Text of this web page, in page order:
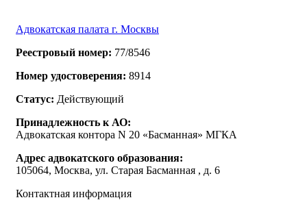
Адвокатская палата г. Москвы
Реестровый номер: 77/8546
Номер удостоверения: 8914
Статус: Действующий
Принадлежность к АО:
Адвокатская контора N 20 «Басманная» МГКА
Адрес адвокатского образования:
105064, Москва, ул. Старая Басманная , д. 6
Контактная информация